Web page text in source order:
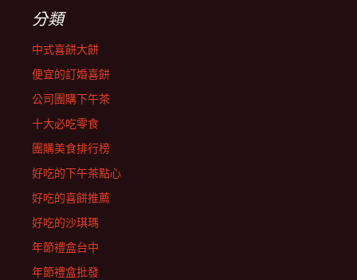
分類
中式喜餅大餅
便宜的訂婚喜餅
公司團購下午茶
十大必吃零食
團購美食排行榜
好吃的下午茶點心
好吃的喜餅推薦
好吃的沙琪瑪
年節禮盒台中
年節禮盒批發